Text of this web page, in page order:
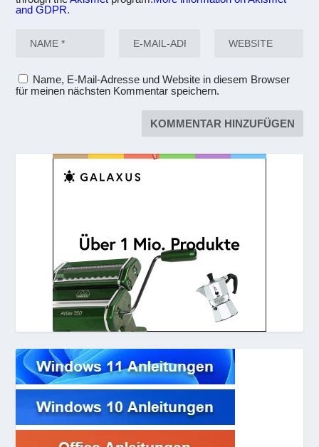
and GDPR.
Name, E-Mail-Adresse und Website in diesem Browser
für meinen nächsten Kommentar speichern.